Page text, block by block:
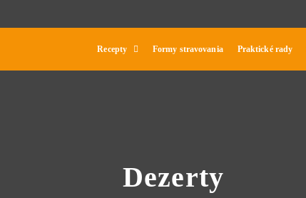
Recepty Formy stravovania Praktické rady
Dezerty